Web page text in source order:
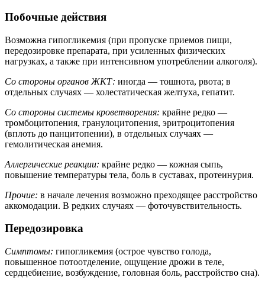
Побочные действия
Возможна гипогликемия (при пропуске приемов пищи,
передозировке препарата, при усиленных физических
нагрузках, а также при интенсивном употреблении алкоголя).
Со стороны органов ЖКТ: иногда — тошнота, рвота; в
отдельных случаях — холестатическая желтуха, гепатит.
Со стороны системы кроветворения: крайне редко —
тромбоцитопения, гранулоцитопения, эритроцитопения
(вплоть до панцитопении), в отдельных случаях —
гемолитическая анемия.
Аллергические реакции: крайне редко — кожная сыпь,
повышение температуры тела, боль в суставах, протеинурия.
Прочие: в начале лечения возможно преходящее расстройство
аккомодации. В редких случаях — фоточувствительность.
Передозировка
Симптомы: гипогликемия (острое чувство голода,
повышенное потоотделение, ощущение дрожи в теле,
сердцебиение, возбуждение, головная боль, расстройство сна).